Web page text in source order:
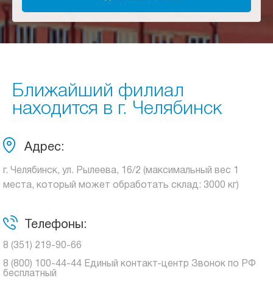
Ближайший филиал
находится в г. Челябинск
Адрес:
г. Челябинск, ул. Рылеева, 16/2 (максимальный вес 1
места, который может обработать склад: 3000 кг)
Телефоны:
8 (351) 219-90-66
8 (800) 100-44-44 Единый контакт-центр Звонок по РФ
бесплатный